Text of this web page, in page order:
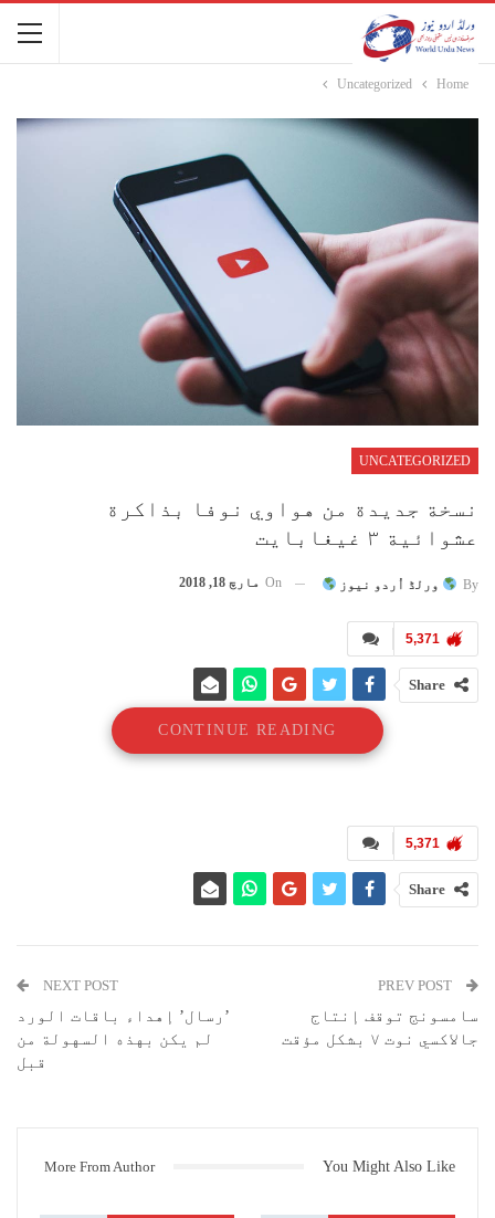
Home
Uncategorized
UNCATEGORIZED
نسخة جديدة من هواوي نوفا بذاكرة
عشوائية ۳ غيغابايت
By ورلڈ اُردو نیوز On مارچ 18, 2018
5,371
Share
CONTINUE READING
5,371
Share
سامسونج توقف إنتاج
جالاكسي نوت ۷ بشكل مؤقت
NEXT POST
’رسال’ إهداء باقات الورد
لم يكن بهذه السهولة من
قبل
You Might Also Like
More From Author